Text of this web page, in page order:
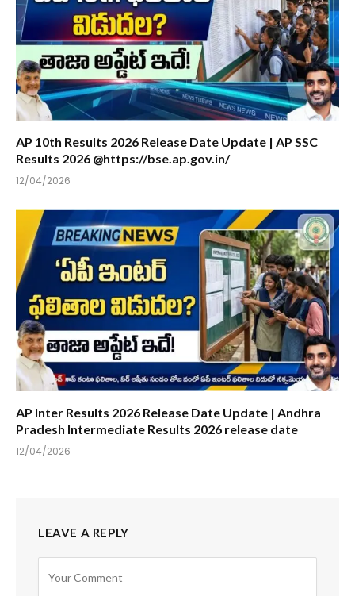
AP 10th Results 2026 Release Date Update | AP SSC
Results 2026 @https://bse.ap.gov.in/
12/04/2026
AP Inter Results 2026 Release Date Update | Andhra
Pradesh Intermediate Results 2026 release date
12/04/2026
LEAVE A REPLY